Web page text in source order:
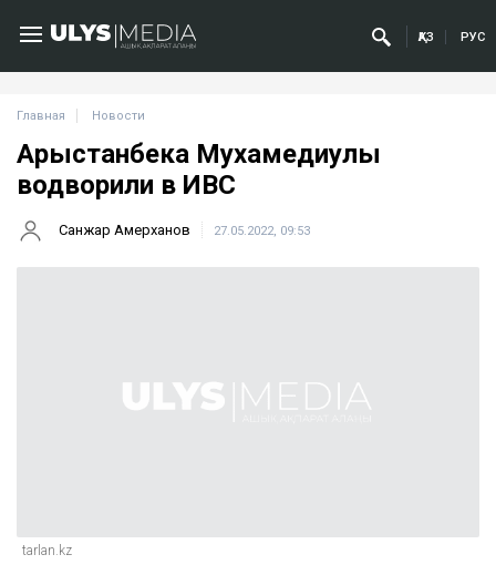
ҚАЗ РУС
Главная Новости
Арыстанбека Мухамедиулы
водворили в ИВС
Санжар Амерханов 27.05.2022, 09:53
tarlan.kz